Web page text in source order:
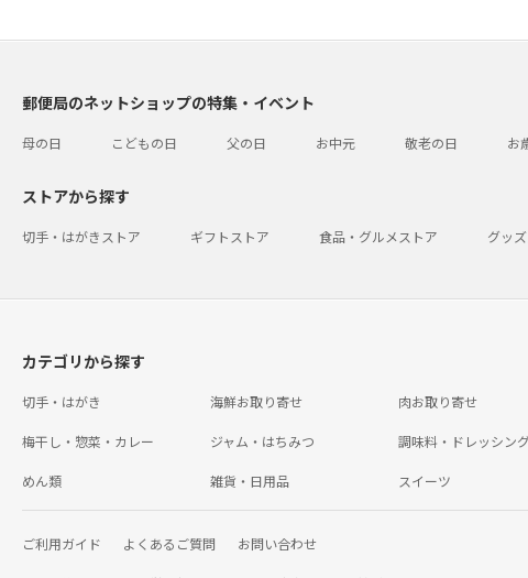
郵便局のネットショップの特集・イベント
母の日 こどもの日 父の日 お中元 敬老の日 お
ストアから探す
切手・はがきストア ギフトストア 食品・グルメストア グッ
カテゴリから探す
切手・はがき 海鮮お取り寄せ 肉お取り寄せ
梅干し・惣菜・カレー ジャム・はちみつ 調味料・ドレッシン
めん類 雑貨・日用品 スイーツ
ご利用ガイド よくあるご質問 お問い合わせ